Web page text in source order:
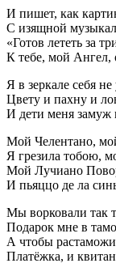
И пишет, как
С изящной
«Готов лететь за
К тебе, мой Ангел,
Я в зеркале себя
Цвету и пахну и
И дети меня замуж
Мой Челентано,
Я грезила тобою,
Мой Лучиано
И пьяццо де ла
Мы ворковали так
Подарок мне в
А чтобы
Платёжка, и